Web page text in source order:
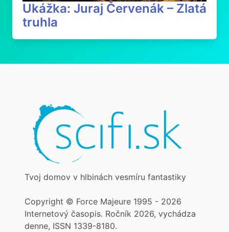
Ukážka: Juraj Červenák – Zlatá
truhla
Tvoj domov v hlbinách vesmíru fantastiky
Copyright © Force Majeure 1995 - 2026
Internetový časopis. Ročník 2026, vychádza
denne, ISSN 1339-8180.